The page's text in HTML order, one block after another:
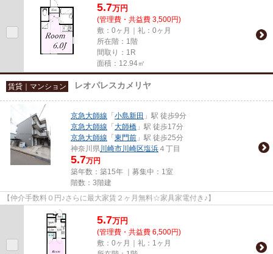
5.7万円
(管理費・共益費 3,500円)
敷：0ヶ月｜礼：0ヶ月
所在階：1階
間取り：1R
面積：12.94㎡
賃貸｜マンション レオパレスカメリヤ
京急大師線 「 小島新田 」駅 徒歩9分
京急大師線 「 大師橋 」駅 徒歩17分
京急大師線 「 東門前 」駅 徒歩25分
神奈川県川崎市川崎区塩浜 ４丁目
5.7万円
築年数：築15年 ｜募集中： 1室
階数：3階建
【仲介手数料０円♪さらに最大家賃２ヶ月無料☆家具家電付き♪】
5.7万円
(管理費・共益費 6,500円)
敷：0ヶ月｜礼：1ヶ月